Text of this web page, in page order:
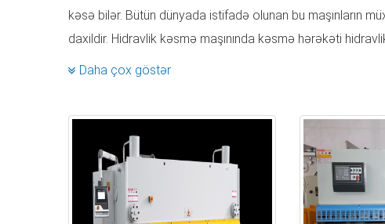
kəsə bilər. Bütün dünyada istifadə olunan bu maşınların
daxildir. Hidravlik kəsmə maşınında kəsmə hərəkəti
üçün istifadə olunur.
maşın modellərinə malikdir. Satış üçün hidravlik qayçı
malikdirlər. Çoxlu metal istehsalı ilə məşğul olan fabriklər
tələb etmir, davamlı işləyəcəklər, sürətli və səssizdirlər.
metal kəsmə maşınları istehsalçıdan və modeldən
Daha çox göstər